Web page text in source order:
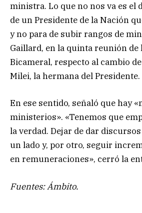
ministra. Lo que no nos va es
de un Presidente de la Nación
y no para de subir rangos de
Gaillard, en la quinta reunión de
Bicameral, respecto al cambio
Milei, la hermana del Presidente.
En ese sentido, señaló que hay
ministerios». «Tenemos que
la verdad. Dejar de dar
un lado y, por otro, seguir
en remuneraciones», cerró la
Fuentes: Ámbito.